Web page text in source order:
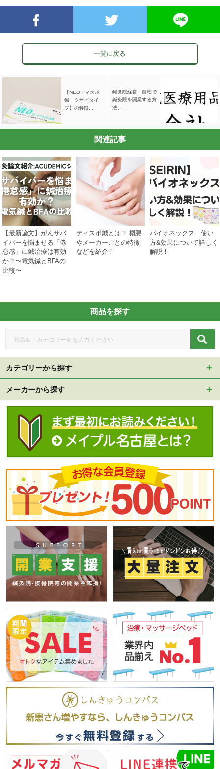
一覧に戻る
【NEOディスポ
鍼 クサビタイ
プ】の特徴...
鍼灸院経営 自宅で
鍼灸院を開業する方
法、...
関連記事
【最新論文】がんサバ
イバーを悩ませる「倦
怠感」に鍼治療は有効
か？〜電気鍼とBFAの
比較〜
ディスポ鍼とは？ 概要
やメーカーごとの特徴
などを紹介！
パイオネックス 使い
方&効果について詳しく
解説！
商品を探す
カテゴリーから探す
メーカーから探す